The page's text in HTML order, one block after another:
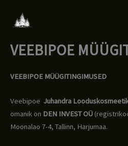
VEEBIPOE
VEEBIPOE MÜÜGITINGIMUSED
Veebipoe Juhandra
omanik on DEN INVEST OÜ
Moonalao 7-4, Tallinn, Harjumaa.